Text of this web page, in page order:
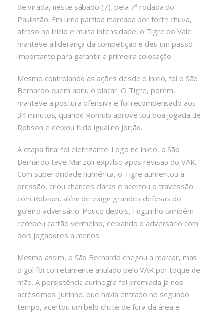
de virada, neste sábado (7), pela 7ª rodada do
Paulistão. Em uma partida marcada por forte chuva,
atraso no início e muita intensidade, o Tigre do Vale
manteve a liderança da competição e deu um passo
importante para garantir a primeira colocação.
Mesmo controlando as ações desde o início, foi o São
Bernardo quem abriu o placar. O Tigre, porém,
manteve a postura ofensiva e foi recompensado aos
34 minutos, quando Rômulo aproveitou boa jogada de
Robson e deixou tudo igual no Jorjão.
A etapa final foi eletrizante. Logo no início, o São
Bernardo teve Manzoli expulso após revisão do VAR.
Com superioridade numérica, o Tigre aumentou a
pressão, criou chances claras e acertou o travessão
com Robson, além de exigir grandes defesas do
goleiro adversário. Pouco depois, Foguinho também
recebeu cartão vermelho, deixando o adversário com
dois jogadores a menos.
Mesmo assim, o São Bernardo chegou a marcar, mas
o gol foi corretamente anulado pelo VAR por toque de
mão. A persistência aurinegra foi premiada já nos
acréscimos. Juninho, que havia entrado no segundo
tempo, acertou um belo chute de fora da área e